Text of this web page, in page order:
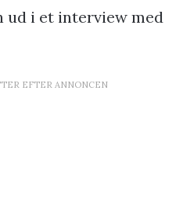
ud i et interview med
EFTER ANNONCEN